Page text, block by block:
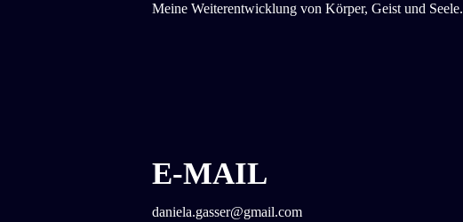
Meine Weiterentwicklung von Körper, Geist und Seele.
E-MAIL
daniela.gasser@gmail.com